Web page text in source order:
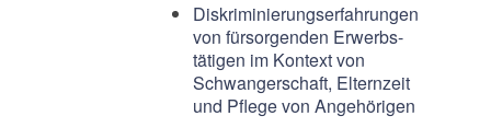
Diskriminierungserfahrungen
von fürsorgenden Erwerbs-
tätigen im Kontext von
Schwangerschaft, Elternzeit
und Pflege von Angehörigen